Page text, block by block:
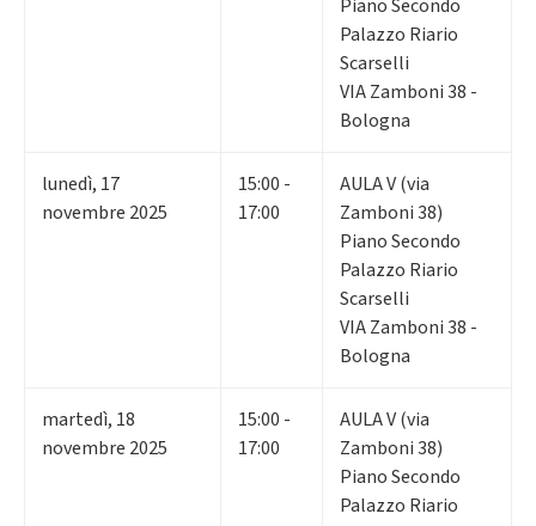
Piano Secondo
Palazzo Riario
Scarselli
VIA Zamboni 38 -
Bologna
lunedì, 17
novembre 2025
15:00 -
17:00
AULA V (via
Zamboni 38)
Piano Secondo
Palazzo Riario
Scarselli
VIA Zamboni 38 -
Bologna
martedì, 18
novembre 2025
15:00 -
17:00
AULA V (via
Zamboni 38)
Piano Secondo
Palazzo Riario